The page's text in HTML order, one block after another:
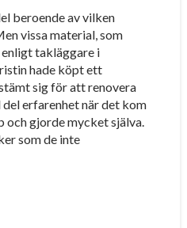
beroende av vilken
vissa material, som
takläggare i
hade köpt ett
sig för att renovera
del erfarenhet när det kom
och gjorde mycket själva.
som de inte